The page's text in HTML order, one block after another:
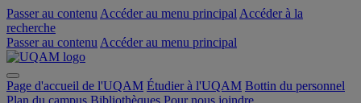
Passer au contenu Accéder au menu principal Accéder à la
recherche
Passer au contenu Accéder au menu principal
Page d'accueil de l'UQAM Étudier à l'UQAM Bottin du personnel
Plan du campus Bibliothèques Pour nous joindre